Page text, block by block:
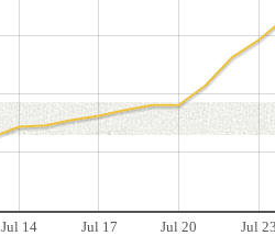
Jul 14 Jul 17 Jul 20 Jul